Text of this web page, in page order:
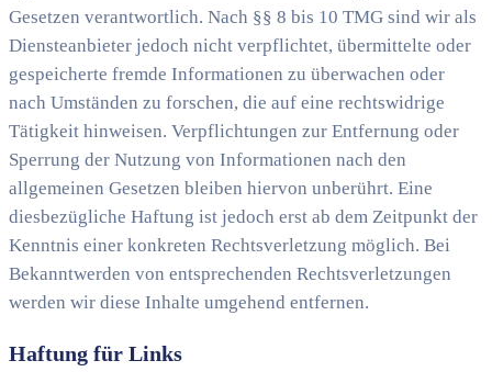
Gesetzen verantwortlich. Nach §§ 8 bis 10 TMG sind wir als
Diensteanbieter jedoch nicht verpflichtet, übermittelte oder
gespeicherte fremde Informationen zu überwachen oder
nach Umständen zu forschen, die auf eine rechtswidrige
Tätigkeit hinweisen. Verpflichtungen zur Entfernung oder
Sperrung der Nutzung von Informationen nach den
allgemeinen Gesetzen bleiben hiervon unberührt. Eine
diesbezügliche Haftung ist jedoch erst ab dem Zeitpunkt der
Kenntnis einer konkreten Rechtsverletzung möglich. Bei
Bekanntwerden von entsprechenden Rechtsverletzungen
werden wir diese Inhalte umgehend entfernen.
Haftung für Links